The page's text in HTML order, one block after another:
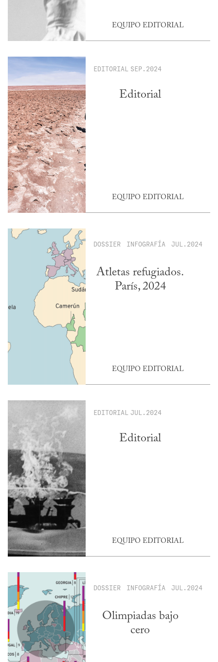
EQUIPO EDITORIAL
EDITORIAL SEP.2024
Editorial
EQUIPO EDITORIAL
DOSSIER INFOGRAFÍA JUL.2024
Atletas refugiados.
París, 2024
EQUIPO EDITORIAL
EDITORIAL JUL.2024
Editorial
EQUIPO EDITORIAL
DOSSIER INFOGRAFÍA JUL.2024
Olimpiadas bajo
cero